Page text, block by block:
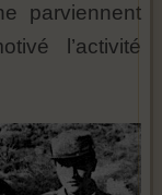
parviennent
l’activité